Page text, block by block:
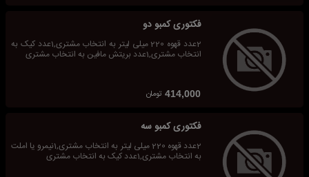
فکتوری کمبو دو
2عدد قهوه 220 میلی لیتر به انتخاب مشتری,1عدد کیک به
انتخاب مشتری,1عدد بریتش مافین به انتخاب مشتری
414,000 تومان
فکتوری کمبو سه
2عدد قهوه 220 میلی لیتر به انتخاب مشتری,1نیمرو یا املت
به انتخاب مشتری,1عدد کیک به انتخاب مشتری